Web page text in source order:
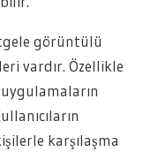
görüntülü
vardır. Özellikle
karşılaşma